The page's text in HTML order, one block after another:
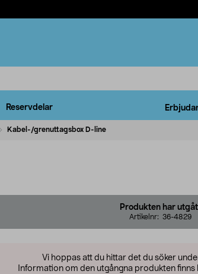
Reservdelar
Kabel-/grenuttagsbox D-line
Produkten har
Artikelnr: 36-4829
Vi hoppas att du hittar det du söker
Information om den utgångna produkten finns